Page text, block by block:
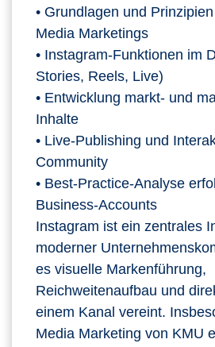
• Grundlagen und
Media Marketings
• Instagram‑Funktionen im
Stories, Reels, Live)
• Entwicklung markt‑ und
Inhalte
• Live‑Publishing und
Community
• Best‑Practice‑Analyse
Business‑Accounts
Instagram ist ein zentrales
moderner
es visuelle Markenführung,
Reichweitenaufbau und
einem Kanal vereint.
Media Marketing von KMU